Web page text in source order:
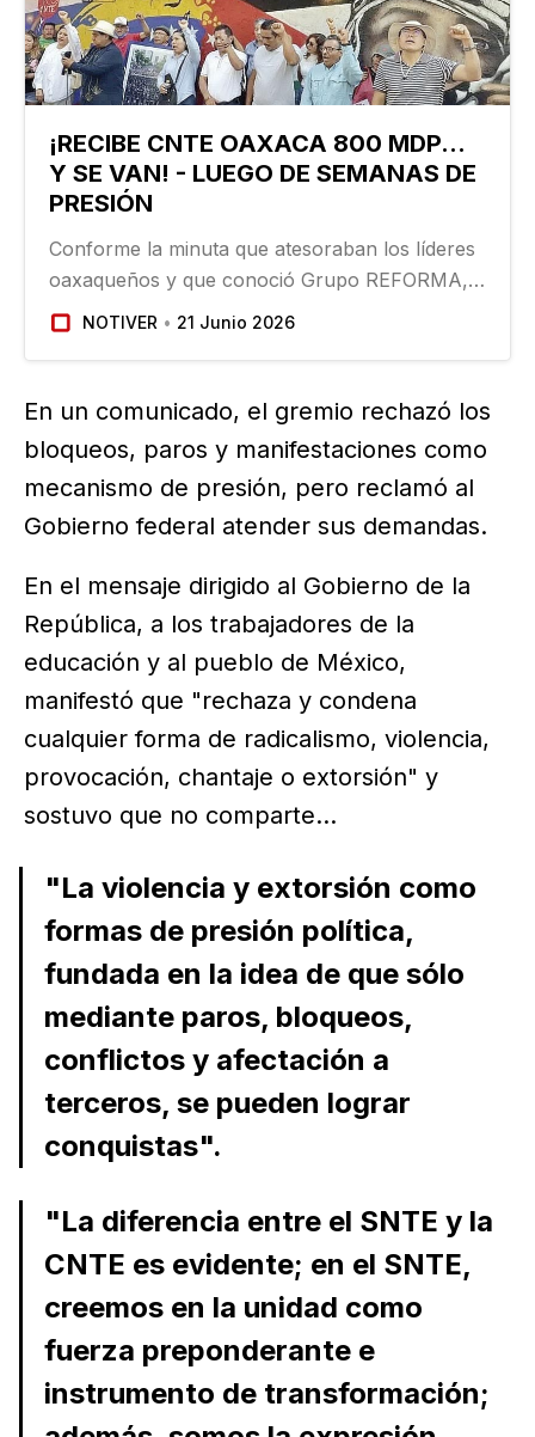
¡RECIBE CNTE OAXACA 800 MDP...
Y SE VAN! - LUEGO DE SEMANAS DE
PRESIÓN
Conforme la minuta que atesoraban los líderes
oaxaqueños y que conoció Grupo REFORMA,
el Gobierno se comprometió a otorgar un
NOTIVER 21 Junio 2026
En un comunicado, el gremio rechazó los
bloqueos, paros y manifestaciones como
mecanismo de presión, pero reclamó al
Gobierno federal atender sus demandas.
En el mensaje dirigido al Gobierno de la
República, a los trabajadores de la
educación y al pueblo de México,
manifestó que "rechaza y condena
cualquier forma de radicalismo, violencia,
provocación, chantaje o extorsión" y
sostuvo que no comparte...
"La violencia y extorsión como
formas de presión política,
fundada en la idea de que sólo
mediante paros, bloqueos,
conflictos y afectación a
terceros, se pueden lograr
conquistas".
"La diferencia entre el SNTE y la
CNTE es evidente; en el SNTE,
creemos en la unidad como
fuerza preponderante e
instrumento de transformación;